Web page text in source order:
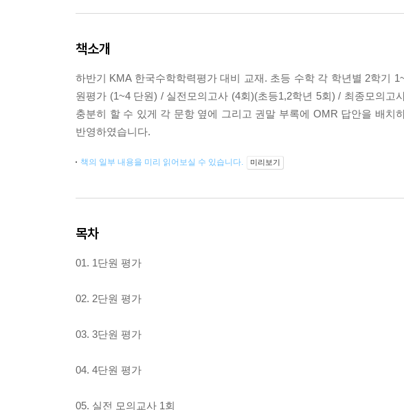
책소개
하반기 KMA 한국수학학력평가 대비 교재. 초등 수학 각 학년별 2학기
원평가 (1~4 단원) / 실전모의고사 (4회)(초등1,2학년 5회) / 최종모의
충분히 할 수 있게 각 문항 옆에 그리고 권말 부록에 OMR 답안을 배치
반영하였습니다.
책의 일부 내용을 미리 읽어보실 수 있습니다. 미리보기
목차
01. 1단원 평가
02. 2단원 평가
03. 3단원 평가
04. 4단원 평가
05. 실전 모의교사 1회